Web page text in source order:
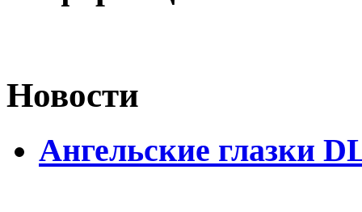
Новости
Ангельские глазки